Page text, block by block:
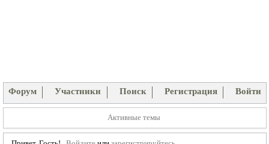
Форум Участники Поиск Регистрация Войти
Активные темы